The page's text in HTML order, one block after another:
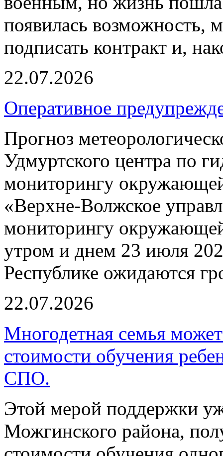
появилась возможность,
подписать контракт и,
22.07.2026
Оперативное
Прогноз
Удмуртского центра по
мониторингу
«Верхне-Волжское
мониторингу
утром и днем 23 июля
Республике ожидаются
22.07.2026
Многодетная семья
стоимости обучения
СПО.
Этой мерой поддержки
Можгинского района,